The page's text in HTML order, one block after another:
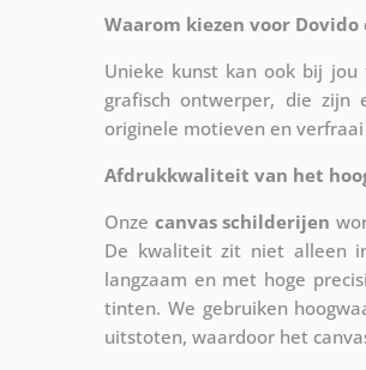
Waarom kiezen voor
Unieke kunst kan ook bij jou
grafisch ontwerper, die zijn
originele motieven en
Afdrukkwaliteit van het
Onze canvas schilderijen
De kwaliteit zit niet alleen
langzaam en met hoge
tinten. We gebruiken
uitstoten, waardoor het